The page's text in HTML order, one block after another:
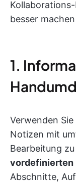
besser
1.
Verwenden Sie
Notizen mit
Bearbeitung
vordefinierten
Abschnitte,